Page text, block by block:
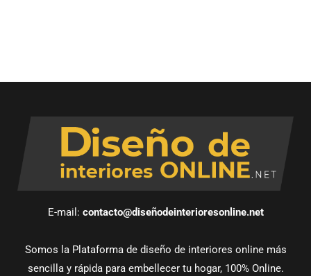
E-mail: contacto@diseñodeinterioresonline.net
Somos la Plataforma de diseño de interiores online más
sencilla y rápida para embellecer tu hogar, 100% Online.